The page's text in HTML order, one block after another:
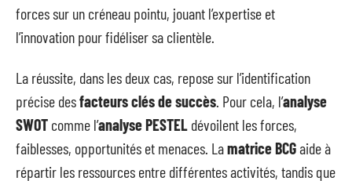
forces sur un créneau pointu, jouant l’expertise et
l’innovation pour fidéliser sa clientèle.
La réussite, dans les deux cas, repose sur l’identification
précise desfacteurs clés de succès. Pour cela, l’analyse
SWOT comme l’analyse PESTEL dévoilent les forces,
faiblesses, opportunités et menaces. Lamatrice BCGaide à
répartir les ressources entre différentes activités, tandis que